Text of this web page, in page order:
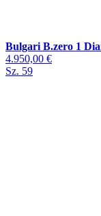
Bulgari B.zero 1
4.950,00 €
Sz. 59